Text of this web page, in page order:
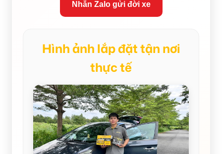
Nhắn Zalo gửi đời xe
Hình ảnh lắp đặt tận nơi
thực tế